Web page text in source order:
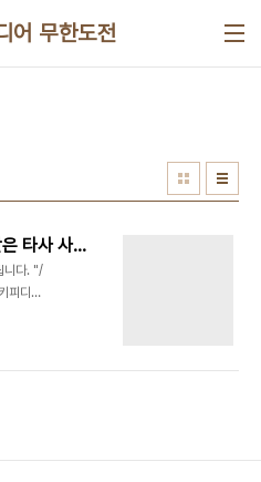
어 무한도전
포털 다음에서 네이버나 구글같은 타사 사이트 바로 검색하는 비밀 기능
니다. "/
피디아,
전, /쇼